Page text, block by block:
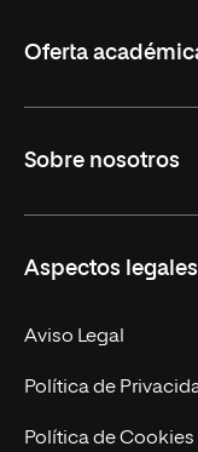
Oferta
Másteres Oficiales
Doctorados
Experto Universitario
Postgrados
Cursos
Sobre nosotros
Facultades
Nuestro Equipo
Trabaja en UNIR
Actualidad
Aspectos legales
Aviso Legal
Política de
Política de Cookies